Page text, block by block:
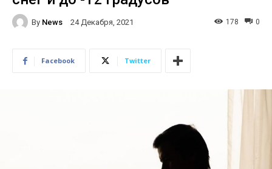
By News 24 Декабря, 2021 0
178
Facebook Twitter